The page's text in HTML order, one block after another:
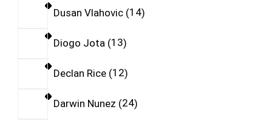
Dusan Vlahovic 14
Diogo Jota 13
Declan Rice 12
Darwin Nunez 24